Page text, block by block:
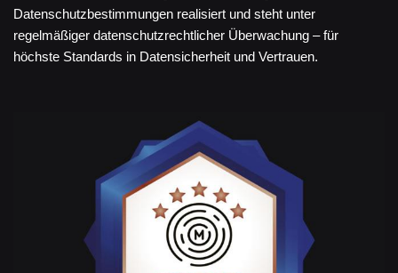
Datenschutzbestimmungen realisiert und steht unter
regelmäßiger datenschutzrechtlicher Überwachung – für
höchste Standards in Datensicherheit und Vertrauen.